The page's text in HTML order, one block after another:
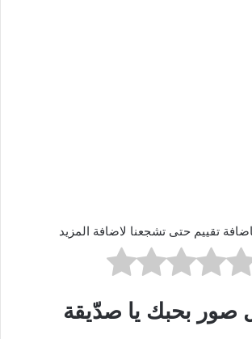
تقييم حتى تشجعنا لاضافة المزيد
صور بحبك يا صدّيقة